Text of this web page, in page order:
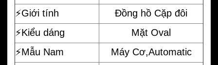
⚡️Giới tính
Đồng hồ Cặp đôi
⚡️Kiểu dáng
Mặt Oval
⚡️Mẫu Nam
Máy Cơ,Automatic